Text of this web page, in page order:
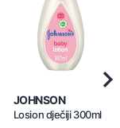
JOHNSON
Losion dječiji 300ml